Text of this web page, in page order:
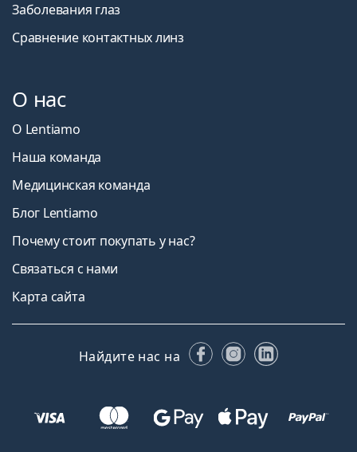
Заболевания глаз
Сравнение контактных линз
О нас
О Lentiamo
Наша команда
Медицинская команда
Блог Lentiamo
Почему стоит покупать у нас?
Связаться с нами
Карта сайта
Найдите нас на FacebookInstagram
LinkedIn